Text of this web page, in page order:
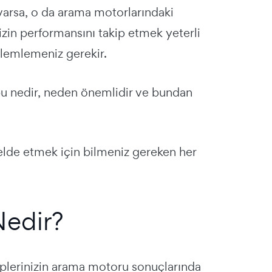
o da arama motorlarındaki
performansını takip etmek yeterli
gerekir.
nedir, neden önemlidir ve bundan
etmek için bilmeniz gereken her
arama motoru sonuçlarında